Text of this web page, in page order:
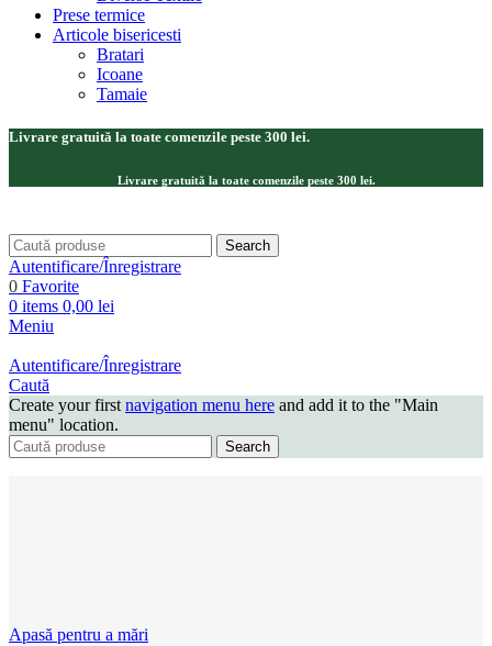
Prese termice
Articole bisericesti
Bratari
Icoane
Tamaie
Livrare gratuită la toate comenzile peste 300 lei.
Livrare gratuită la toate comenzile peste 300 lei.
Search
Autentificare/Înregistrare
0 Favorite
0 items 0,00 lei
Meniu
Autentificare/Înregistrare
Caută
Create your first navigation menu here and add it to the "Main
menu" location.
Search
Apasă pentru a mări